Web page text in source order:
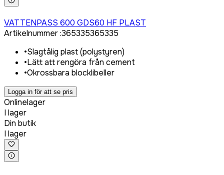
VATTENPASS 600 GDS60 HF PLAST
Artikelnummer:365335365335
•Slagtålig plast (polystyren)
•Lätt att rengöra från cement
•Okrossbara blocklibeller
Logga in för att se pris
Onlinelager
I lager
Din butik
I lager